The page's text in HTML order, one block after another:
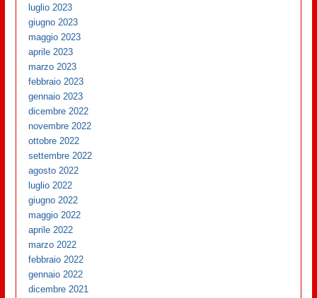
luglio 2023
giugno 2023
maggio 2023
aprile 2023
marzo 2023
febbraio 2023
gennaio 2023
dicembre 2022
novembre 2022
ottobre 2022
settembre 2022
agosto 2022
luglio 2022
giugno 2022
maggio 2022
aprile 2022
marzo 2022
febbraio 2022
gennaio 2022
dicembre 2021